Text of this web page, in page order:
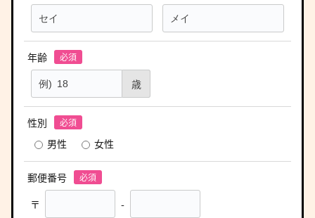
年齢
歳
性別
男性
女性
郵便番号
〒
-